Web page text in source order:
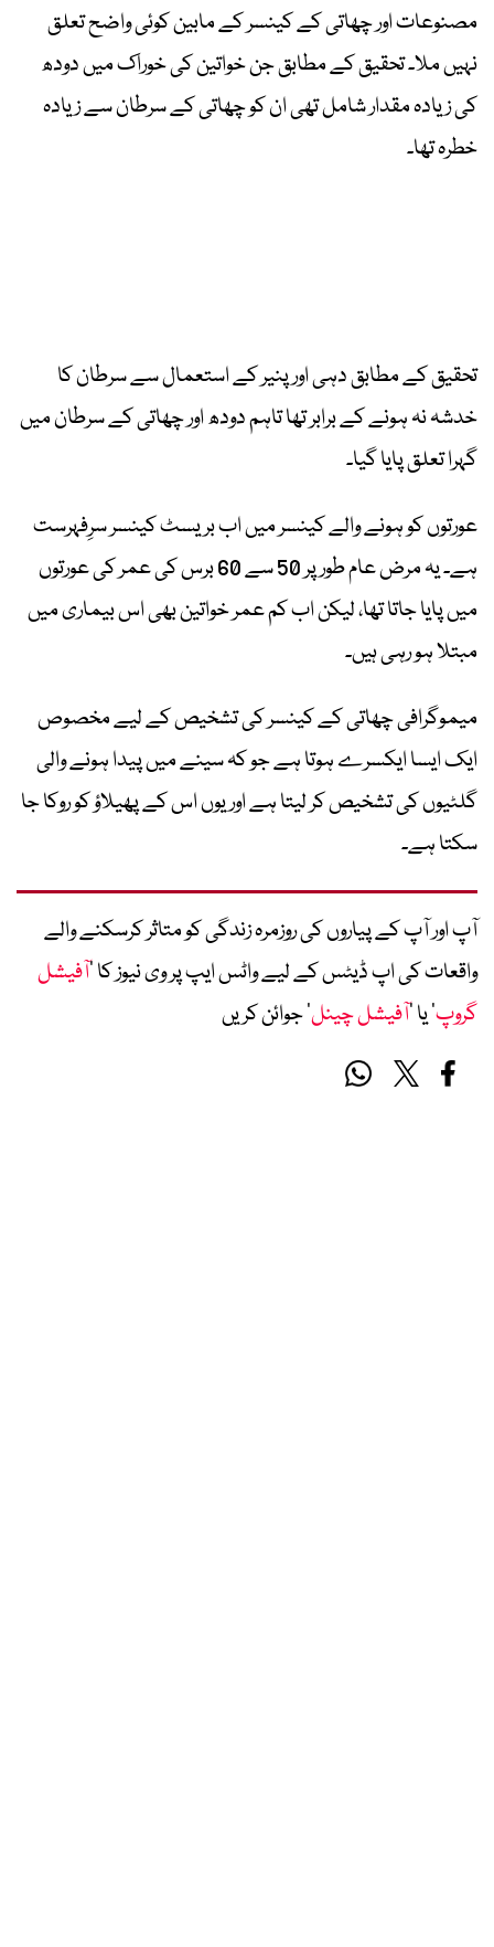
مصنوعات اور چھاتی کے کینسر کے مابین کوئی واضح تعلق
نہیں ملا۔ تحقیق کے مطابق جن خواتین کی خوراک میں دودھ
کی زیادہ مقدار شامل تھی ان کو چھاتی کے سرطان سے زیادہ
خطرہ تھا۔
تحقیق کے مطابق دہی اور پنیر کے استعمال سے سرطان کا
خدشہ نہ ہونے کے برابر تھا تاہم دودھ اور چھاتی کے سرطان میں
گہرا تعلق پایا گیا۔
عورتوں کو ہونے والے کینسر میں اب بریسٹ کینسر سرِفہرست
ہے۔ یہ مرض عام طور پر 50 سے 60 برس کی عمر کی عورتوں
میں پایا جاتا تھا، لیکن اب کم عمر خواتین بھی اس بیماری میں
مبتلا ہو رہی ہیں۔
میموگرافی چھاتی کے کینسر کی تشخیص کے لیے مخصوص
ایک ایسا ایکسرے ہوتا ہے جو کہ سینے میں پیدا ہونے والی
گلٹیوں کی تشخیص کر لیتا ہے اور یوں اس کے پھیلاؤ کو روکا جا
سکتا ہے۔
آپ اور آپ کے پیاروں کی روزمرہ زندگی کو متاثر کرسکنے والے
واقعات کی اپ ڈیٹس کے لیے واٹس ایپ پر وی نیوز کا ’آفیشل
گروپ‘ یا ’آفیشل چینل‘ جوائن کریں